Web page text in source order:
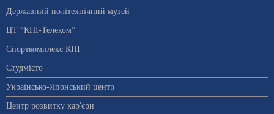
Державний політехнічний музей
ЦТ “КПІ-Телеком”
Спорткомплекс КПІ
Студмісто
Українсько-Японський центр
Центр розвитку кар'єри